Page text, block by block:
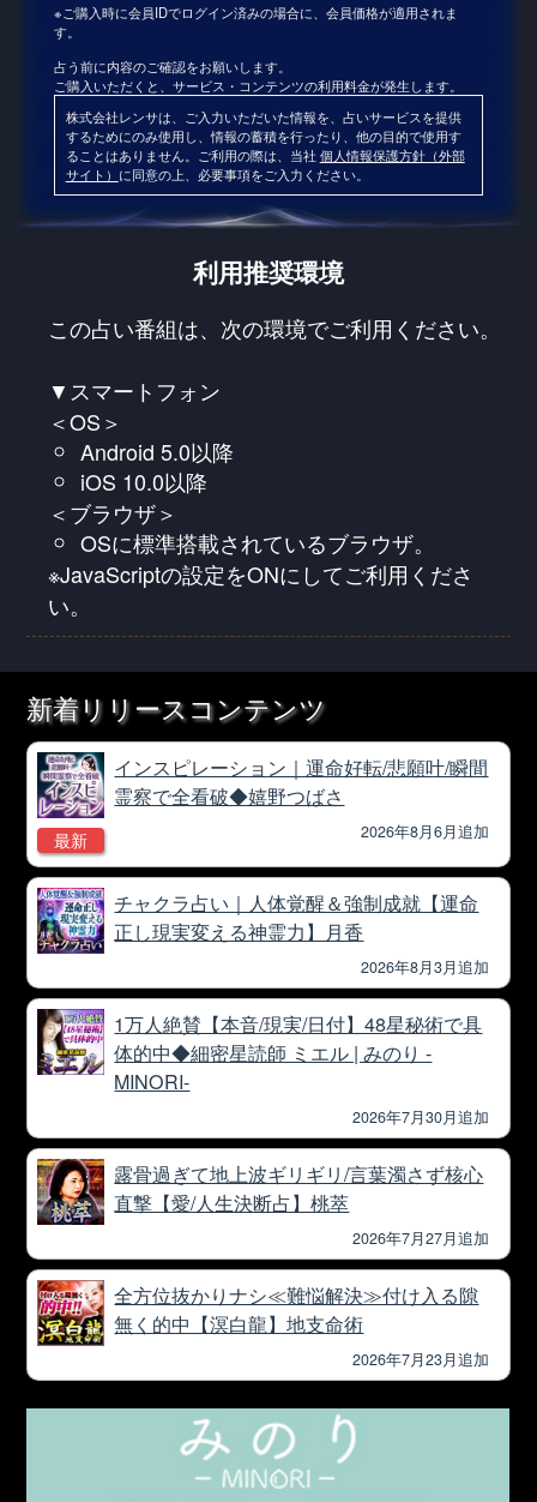
※ご購入時に会員IDでログイン済みの場合に、会員価格が適用されま
す。
占う前に内容のご確認をお願いします。
ご購入いただくと、サービス・コンテンツの利用料金が発生します。
株式会社レンサは、ご入力いただいた情報を、占いサービスを提供
するためにのみ使用し、情報の蓄積を行ったり、他の目的で使用す
ることはありません。ご利用の際は、当社 個人情報保護方針（外部
サイト） に同意の上、必要事項をご入力ください。
利用推奨環境
この占い番組は、次の環境でご利用ください。
▼スマートフォン
＜OS＞
Android 5.0以降
iOS 10.0以降
＜ブラウザ＞
OSに標準搭載されているブラウザ。
※JavaScriptの設定をONにしてご利用くださ
い。
新着リリースコンテンツ
最新
インスピレーション｜運命好転/悲願叶/瞬間
霊察で全看破◆嬉野つばさ
2026年8月6月追加
チャクラ占い｜人体覚醒＆強制成就【運命
正し現実変える神霊力】月香
2026年8月3月追加
1万人絶賛【本音/現実/日付】48星秘術で具
体的中◆細密星読師 ミエル | みのり -
MINORI-
2026年7月30月追加
露骨過ぎて地上波ギリギリ/言葉濁さず核心
直撃【愛/人生決断占】桃萃
2026年7月27月追加
全方位抜かりナシ≪難悩解決≫付け入る隙
無く的中【溟白龍】地支命術
2026年7月23月追加